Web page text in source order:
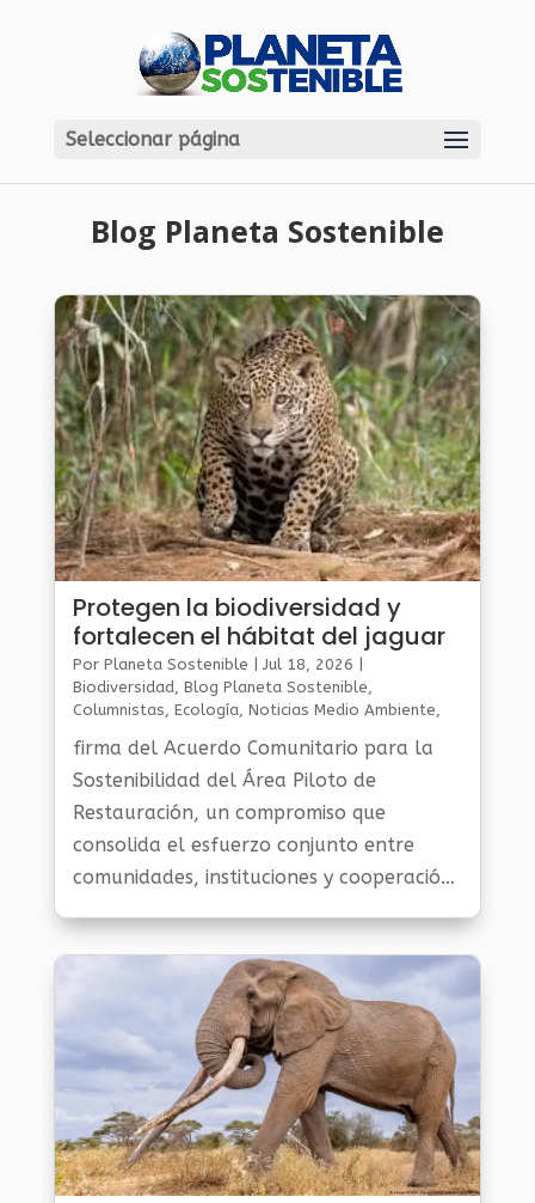
Seleccionar página
Blog Planeta Sostenible
Protegen la biodiversidad y
fortalecen el hábitat del jaguar
Por Planeta Sostenible Jul 18, 2026
Biodiversidad
Blog Planeta Sostenible
Columnistas Ecología Noticias Medio Ambiente
firma del Acuerdo Comunitario para la
Sostenibilidad del Área Piloto de
Restauración, un compromiso que
consolida el esfuerzo conjunto entre
comunidades, instituciones y cooperación
jaguar (Panthera onca), el felino más
grande de América y símbolo de la
riqueza natural de nuestros bosques.